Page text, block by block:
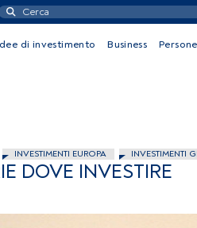
di investimento Business Persone
INVESTIMENTI EUROPA INVESTIMENTI
DOVE INVESTIRE